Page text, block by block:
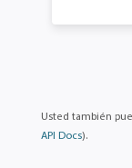
Usted también
API Docs).